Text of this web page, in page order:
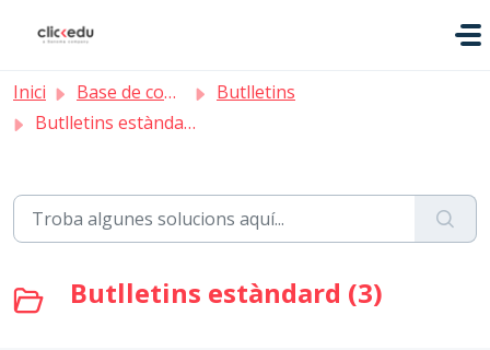
Inici Base de coneixement
Butlletins
Butlletins estàndard
Butlletins estàndard (3)